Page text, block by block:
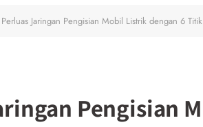
Jaringan Pengisian Mobil Listrik dengan 6
Pengisian